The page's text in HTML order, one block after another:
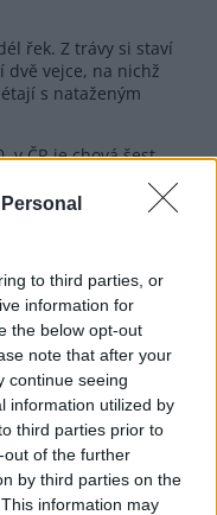
to third parties, or
information for
the below opt-out
note that after your
continue seeing
information utilized by
third parties prior to
of the further
by third parties on the
information may
řek. Z trávy si staví
dvě vejce, na nichž
s nataženým
v ČR je chová šest